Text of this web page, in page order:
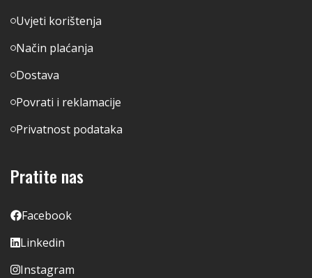
Uvjeti korištenja
Način plaćanja
Dostava
Povrati i reklamacije
Privatnost podataka
Pratite nas
Facebook
Linkedin
Instagram